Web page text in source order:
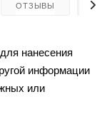
ОТЗЫВЫ
нанесения
информации
или